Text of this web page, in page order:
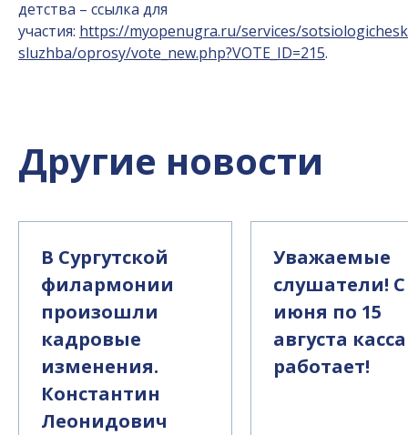
детства – ссылка для
участия: https://myopenugra.ru/services/
sluzhba/oprosy/vote_new.php?VOTE_ID=215.
Другие новости
В Сургутской
филармонии
произошли
кадровые
изменения.
Константин
Леонидович
Уважаемые
слушатели! С
июня по 15
августа
работает!